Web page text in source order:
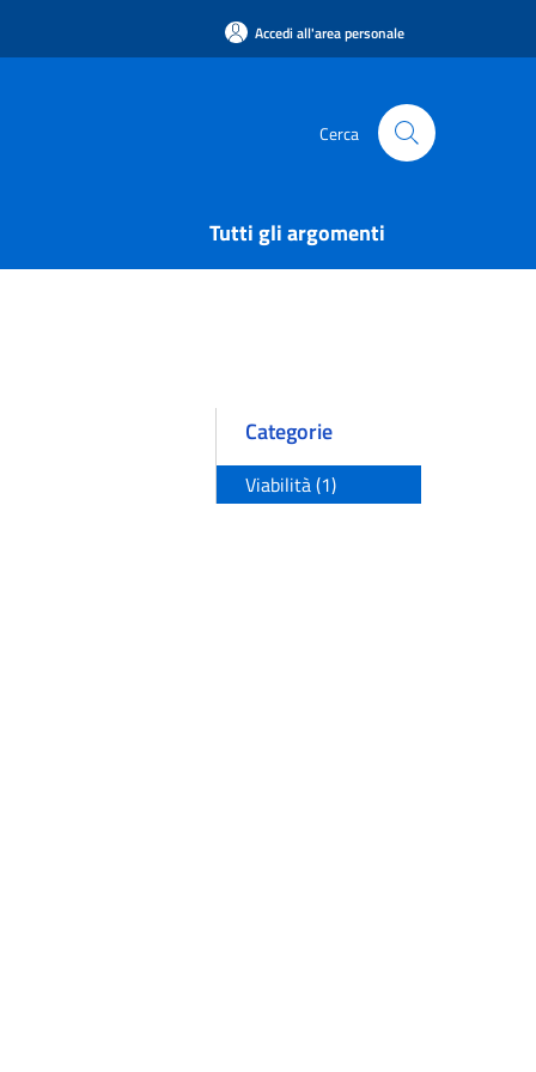
Accedi all'area personale
Cerca
Tutti gli argomenti
Categorie
Viabilità (1)